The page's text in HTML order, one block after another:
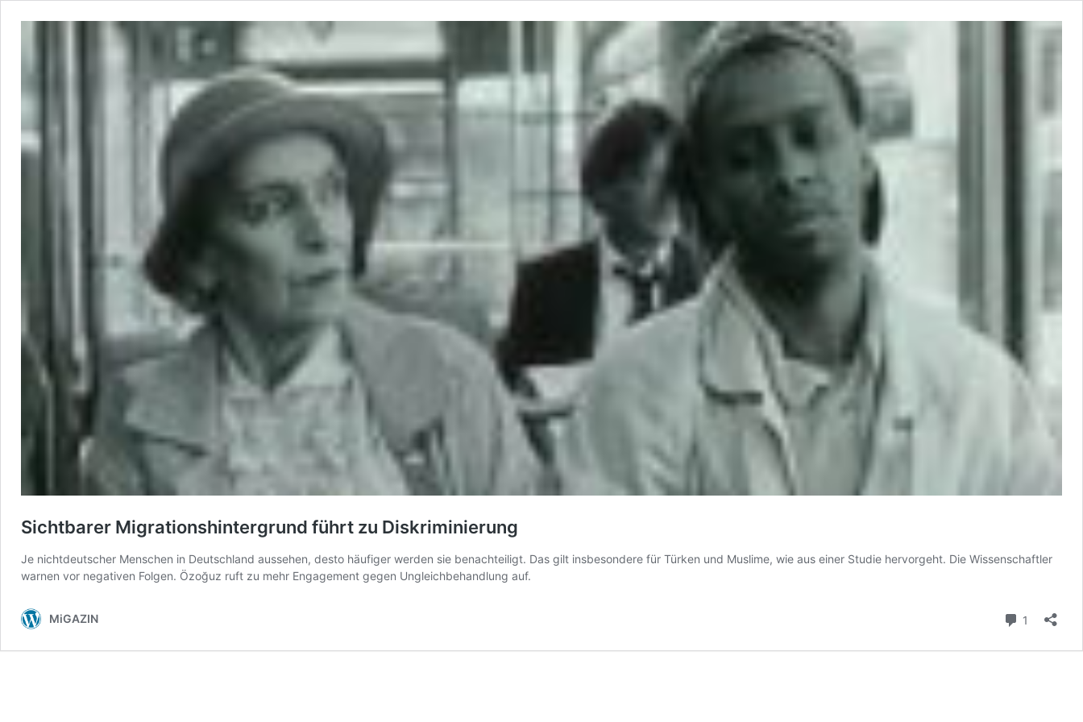
Sichtbarer Migrationshintergrund führt zu Diskriminierung
Je nichtdeutscher Menschen in Deutschland aussehen, desto häufiger werden sie benachteiligt. Das gilt insbesondere für Türken und Muslime, wie aus einer Studie hervorgeht. Die Wissenschaftler
warnen vor negativen Folgen. Özoğuz ruft zu mehr Engagement gegen Ungleichbehandlung auf.
MiGAZIN 1